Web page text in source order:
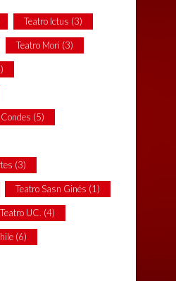
Teatro Ictus (3)
Teatro Mori (3)
(5)
(3)
Teatro Sasn Ginés (1)
Teatro UC. (4)
(6)